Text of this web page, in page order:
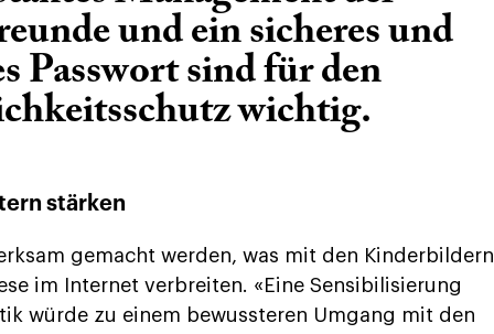
und ein sicheres und
Passwort sind für den
wichtig.
stärken
gemacht werden, was mit den Kinderbildern
im Internet verbreiten. «Eine Sensibilisierung
würde zu einem bewussteren Umgang mit den